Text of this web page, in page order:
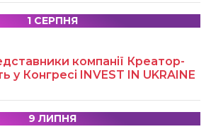
1 СЕРПНЯ
компанії Креатор-
у Конгресі INVEST IN UKRAINE
9 ЛИПНЯ